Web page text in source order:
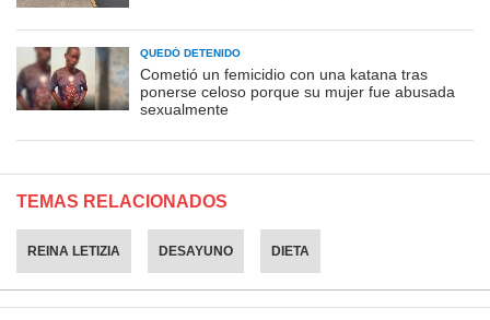
QUEDÓ DETENIDO
Cometió un femicidio con una katana tras
ponerse celoso porque su mujer fue abusada
sexualmente
TEMAS RELACIONADOS
REINA LETIZIA DESAYUNO DIETA